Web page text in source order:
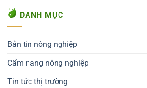
DANH MỤC
Bản tin nông nghiệp
Cẩm nang nông nghiệp
Tin tức thị trường